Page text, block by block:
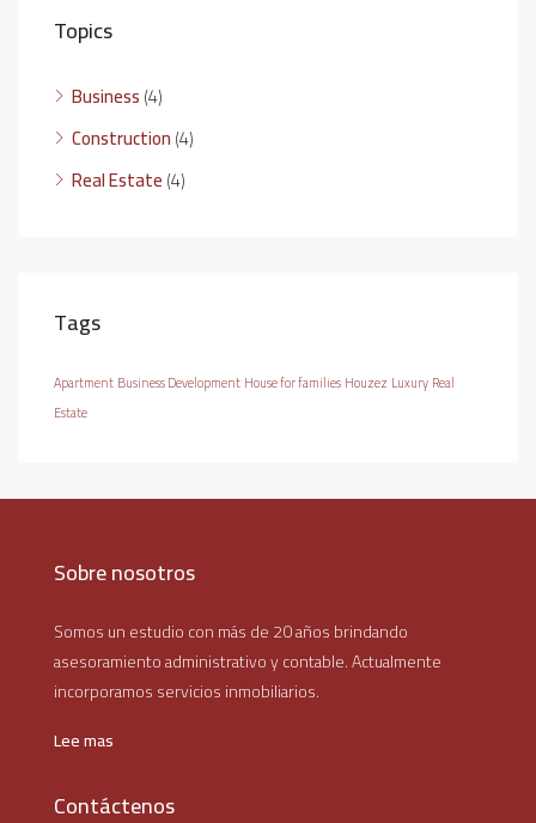
Topics
Business(4)
Construction(4)
Real Estate(4)
Tags
Apartment Business Development House for families Houzez Luxury Real
Estate
Sobre nosotros
Somos un estudio con más de 20 años brindando
asesoramiento administrativo y contable. Actualmente
incorporamos servicios inmobiliarios.
Lee mas
Contáctenos